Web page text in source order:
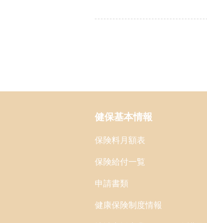
健保基本情報
保険料月額表
保険給付一覧
申請書類
健康保険制度情報